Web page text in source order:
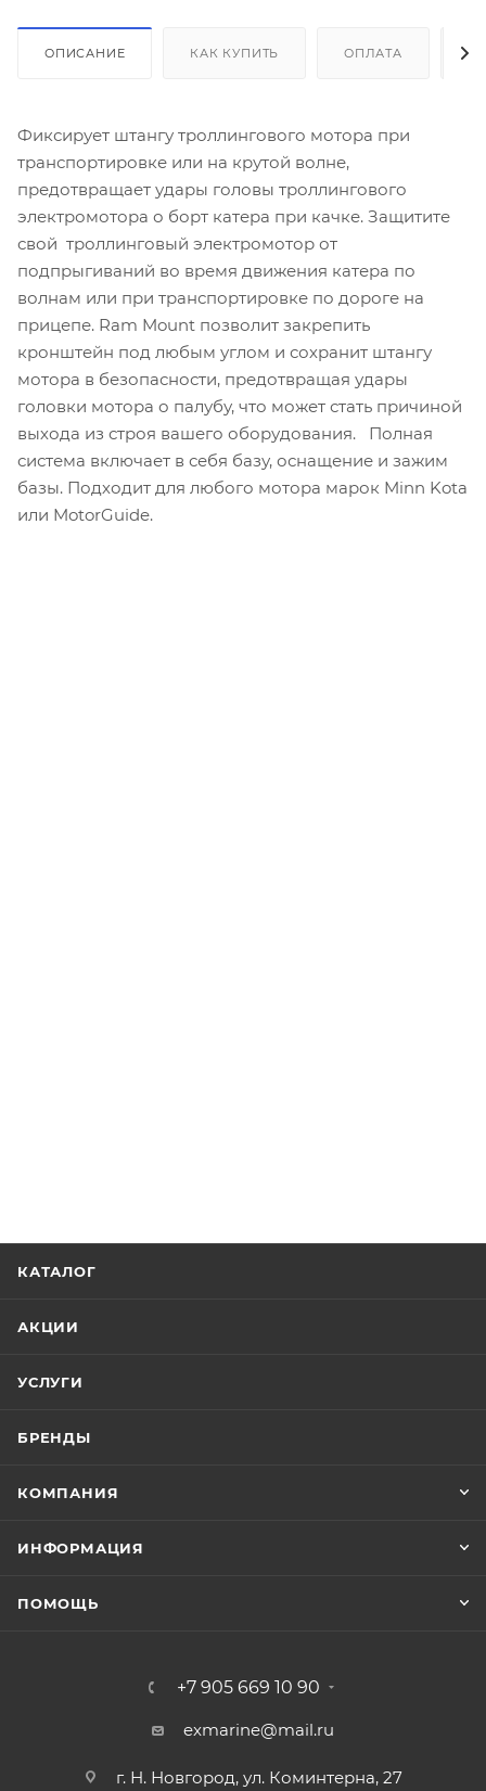
ОПИСАНИЕ КАК КУПИТЬ ОПЛАТА
Фиксирует штангу троллингового мотора при
транспортировке или на крутой волне,
предотвращает удары головы троллингового
электромотора о борт катера при качке. Защитите
свой троллинговый электромотор от
подпрыгиваний во время движения катера по
волнам или при транспортировке по дороге на
прицепе. Ram Mount позволит закрепить
кронштейн под любым углом и сохранит штангу
мотора в безопасности, предотвращая удары
головки мотора о палубу, что может стать причиной
выхода из строя вашего оборудования. Полная
система включает в себя базу, оснащение и зажим
базы. Подходит для любого мотора марок Minn Kota
или MotorGuide.
КАТАЛОГ
АКЦИИ
УСЛУГИ
БРЕНДЫ
КОМПАНИЯ
ИНФОРМАЦИЯ
ПОМОЩЬ
+7 905 669 10 90
exmarine@mail.ru
г. Н. Новгород, ул. Коминтерна, 27